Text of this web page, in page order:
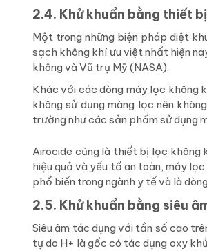
2.4. Khử khuẩn bằng thiết
Một trong những biện pháp diệt
sạch không khí ưu việt nhất hiện
không và Vũ trụ Mỹ (NASA).
Khác với các dòng máy lọc không
không sử dụng màng lọc nên
trường như các sản phẩm sử dụng
Airocide cũng là thiết bị lọc không
hiệu quả và yếu tố an toàn, máy
phổ biến trong ngành y tế và là
2.5. Khử khuẩn bằng siêu
Siêu âm tác dụng với tần số cao
tự do H+ là gốc có tác dụng oxy